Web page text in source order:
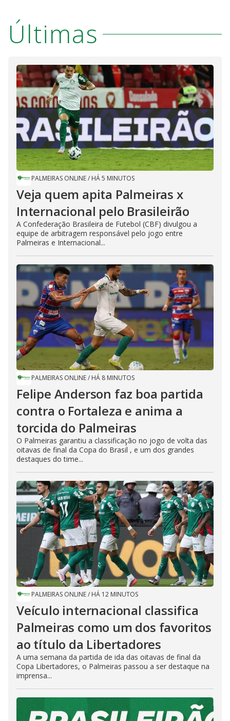
Últimas
PALMEIRAS ONLINE/ HÁ 5 MINUTOS
Veja quem apita Palmeiras x
Internacional pelo Brasileirão
A Confederação Brasileira de Futebol (CBF) divulgou a
equipe de arbitragem responsável pelo jogo entre
Palmeiras e Internacional...
PALMEIRAS ONLINE/ HÁ 8 MINUTOS
Felipe Anderson faz boa partida
contra o Fortaleza e anima a
torcida do Palmeiras
O Palmeiras garantiu a classificação no jogo de volta das
oitavas de final da Copa do Brasil , e um dos grandes
destaques do time...
PALMEIRAS ONLINE/ HÁ 12 MINUTOS
Veículo internacional classifica
Palmeiras como um dos favoritos
ao título da Libertadores
A uma semana da partida de ida das oitavas de final da
Copa Libertadores, o Palmeiras passou a ser destaque na
imprensa...